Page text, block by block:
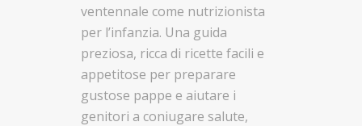
ventennale come nutrizionista
per l’infanzia. Una guida
preziosa, ricca di ricette facili e
appetitose per preparare
gustose pappe e aiutare i
genitori a coniugare salute,